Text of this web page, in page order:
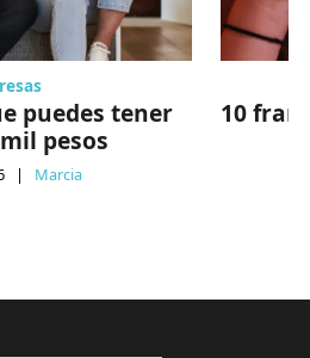
puedes tener
pesos
| Marcia
10